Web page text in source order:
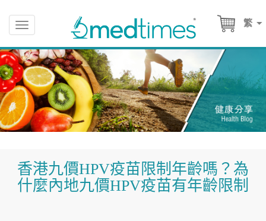
繁
Toggle
navigation
香港九價HPV疫苗限制年齡嗎？為
什麼內地九價HPV疫苗有年齡限制